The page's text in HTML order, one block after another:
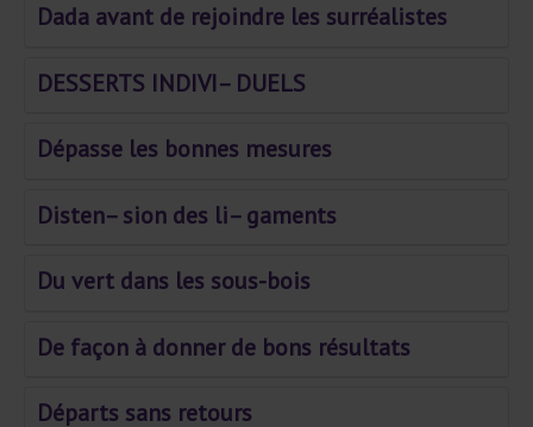
Dada avant de rejoindre les surréalistes
DESSERTS INDIVI– DUELS
Dépasse les bonnes mesures
Disten– sion des li– gaments
Du vert dans les sous-bois
De façon à donner de bons résultats
Départs sans retours